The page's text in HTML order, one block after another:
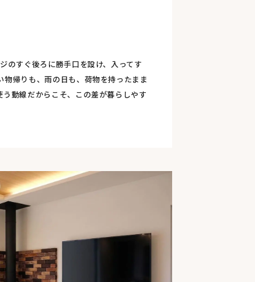
のすぐ後ろに勝手口を設け、入ってす
帰りも、雨の日も、荷物を持ったまま
動線だからこそ、この差が暮らしやす